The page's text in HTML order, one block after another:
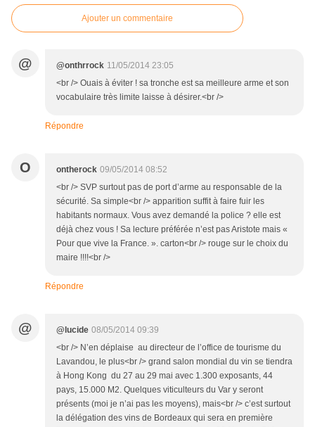
Ajouter un commentaire
@ @onthrrock 11/05/2014 23:05
<br /> Ouais à éviter ! sa tronche est sa meilleure arme et son
vocabulaire très limite laisse à désirer.<br />
Répondre
O ontherock 09/05/2014 08:52
<br /> SVP surtout pas de port d’arme au responsable de la
sécurité. Sa simple<br /> apparition suffit à faire fuir les
habitants normaux. Vous avez demandé la police ? elle est
déjà chez vous ! Sa lecture préférée n’est pas Aristote mais «
Pour que vive la France. ». carton<br /> rouge sur le choix du
maire !!!!<br />
Répondre
@ @lucide 08/05/2014 09:39
<br /> N’en déplaise au directeur de l’office de tourisme du
Lavandou, le plus<br /> grand salon mondial du vin se tiendra
à Hong Kong du 27 au 29 mai avec 1.300 exposants, 44
pays, 15.000 M2. Quelques viticulteurs du Var y seront
présents (moi je n’ai pas les moyens), mais<br /> c’est surtout
la délégation des vins de Bordeaux qui sera en première